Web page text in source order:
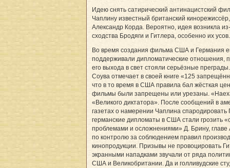
Идею снять сатирический антинацистский
Чаплину известный британский
Александр Корда. Вероятно, идея возникла
сходства Бродяги и Гитлера, особенно их усов.
Во время создания фильма США и Германия
поддерживали дипломатические отношения,
его выхода в свет стояли серьёзные
Соува отмечает в своей книге «125
что в то время в США правила бал жёсткая
фильмы были запрещены или урезаны.
«Великого диктатора». После сообщений в
газетах о намерении Чаплина спародировать
германские дипломаты в США стали грозить
проблемами и осложнениями» Д. Брину,
по контролю за соблюдением правил
кинопродукции. Призывы не провоцировать
экранными нападками звучали от ряда
США и Великобритании. Да и голливудские